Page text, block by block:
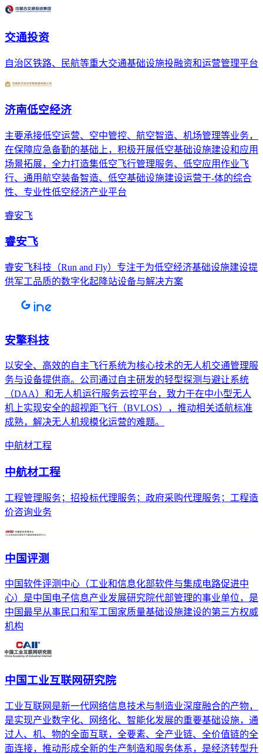
交通投资
自治区铁路、民航等重大交通基础设施投融资和运营管理平台
济南低空经济
主要承接低空运营、空中管控、航空智造、机场管理等业务，
在保障应急备勤的基础上，积极开展低空基础设施建设和应用
场景拓展，全力打造集低空飞行管理服务、低空应用作业飞
行、通用航空装备智造、低空基础设施建设运营于-体的综合
性、专业性低空经济产业平台
睿安飞
睿安飞
睿安飞科技（Run and Fly）专注于为低空经济基础设施建设提
供军工品质的数字化起降站设备与解决方案
安擎科技
以安全、高效的自主飞行系统为核心技术的无人机交通管理服
务与设备提供商。公司通过自主研发的轻型探测与避让系统
（DAA）和无人机运行服务云控平台，致力于在中小型无人
机上实现安全的超视距飞行（BVLOS），推动相关适航标准
成熟，解决无人机规模化运营的难题。
中航材工程
中航材工程
工程管理服务；招投标代理服务；政府采购代理服务；工程造
价咨询业务
中国评测
中国软件评测中心（工业和信息化部软件与集成电路促进中
心）是中国电子信息产业发展研究院代部管理的事业单位，是
中国最早从事民口和军工国家质量基础设施建设的第三方权威
机构
中国工业互联网研究院
工业互联网是新一代网络信息技术与制造业深度融合的产物，
是实现产业数字化、网络化、智能化发展的重要基础设施，通
过人、机、物的全面互联，全要素、全产业链、全价值链的全
面连接，推动形成全新的生产制造和服务体系，是经济转型升